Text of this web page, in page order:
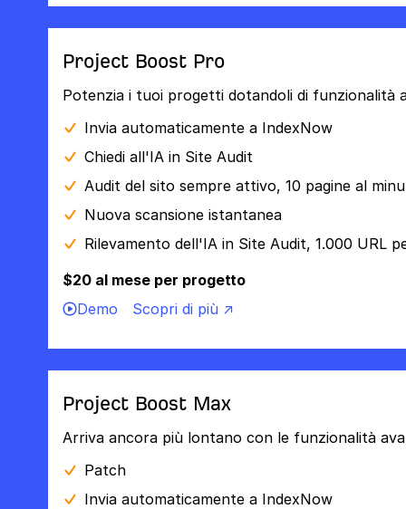
Project Boost Pro
Potenzia i tuoi progetti dotandoli di funzionalità
Invia automaticamente a IndexNow
Chiedi all'IA in Site Audit
Audit del sito sempre attivo, 10 pagine al
Nuova scansione istantanea
Rilevamento dell'IA in Site Audit, 1.000 URL
$20 al mese per progetto
Demo
Scopri di più ↗
Project Boost Max
Arriva ancora più lontano con le funzionalità
Patch
Invia automaticamente a IndexNow